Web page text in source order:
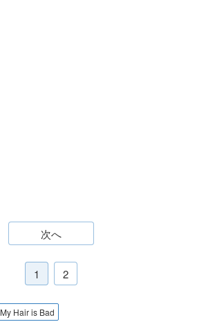
次へ
1 2
My Hair is Bad